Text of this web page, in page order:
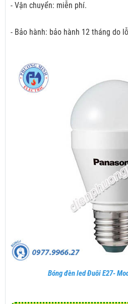
- Vận chuyển: miễn phí.
- Bảo hành: bảo hành 12 tháng do
Bóng đèn led Đuôi E27-